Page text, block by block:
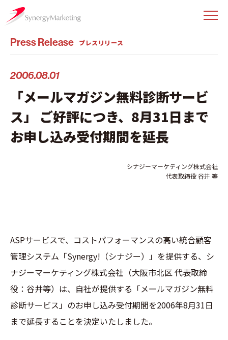
Press Release プレスリリース
「メールマガジン無料診断サービ
ス」 ご好評につき、8月31日まで
お申し込み受付期間を延長
2006.08.01
シナジーマーケティング株式会社
代表取締役 谷井 等
ASPサービスで、コストパフォーマンスの高い統合顧客
管理システム「Synergy!（シナジー）」を提供する、シ
ナジーマーケティング株式会社（大阪市北区 代表取締
役：谷井等）は、自社が提供する「メールマガジン無料
診断サービス」のお申し込み受付期間を2006年8月31日
まで延長することを決定いたしました。